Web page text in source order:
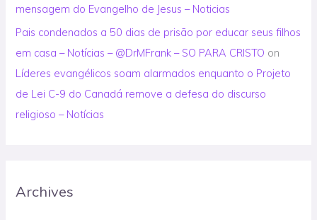
mensagem do Evangelho de Jesus – Noticias
Pais condenados a 50 dias de prisão por educar seus filhos
em casa – Notícias – @DrMFrank – SO PARA CRISTO on
Líderes evangélicos soam alarmados enquanto o Projeto
de Lei C-9 do Canadá remove a defesa do discurso
religioso – Notícias
Archives